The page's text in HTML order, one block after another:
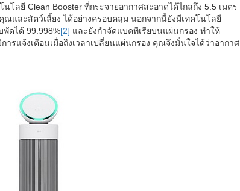
โลยี Clean Booster ที่กระจายอากาศสะอาดได้ไกลถึง 5.5 เมตร
และสัตว์เลี้ยง ได้อย่างครอบคลุม นอกจากนี้ยังมีเทคโนโลยี
ดได้ 99.998%[2] และยังกำจัดแบคทีเรียบนแผ่นกรอง ทำให้
ารแจ้งเตือนเมื่อถึงเวลาเปลี่ยนแผ่นกรอง คุณจึงมั่นใจได้ว่าอากาศ